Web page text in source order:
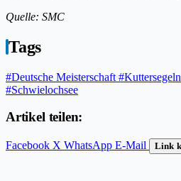
Quelle: SMC
Tags
#Deutsche Meisterschaft #Kuttersegeln
#Schwielochsee
Artikel teilen:
Facebook X WhatsApp E-Mail Link